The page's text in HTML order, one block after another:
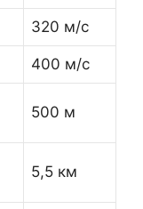
320 м/с
400 м/с
500 м
5,5 км